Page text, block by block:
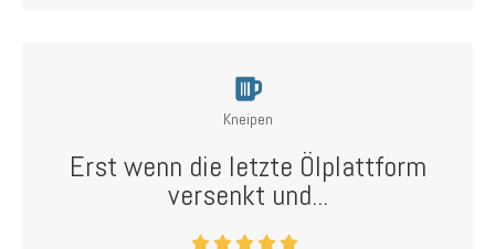
Kneipen
Erst wenn die letzte Ölplattform
versenkt und...